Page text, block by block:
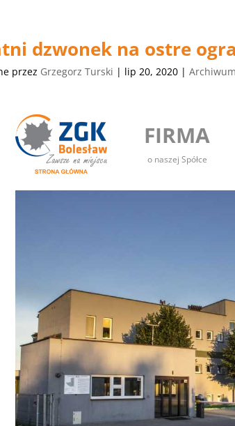
dzwonek na ostre
przez Grzegorz Turski | lip 20, 2020 |
FIRMA
o naszej Spółce